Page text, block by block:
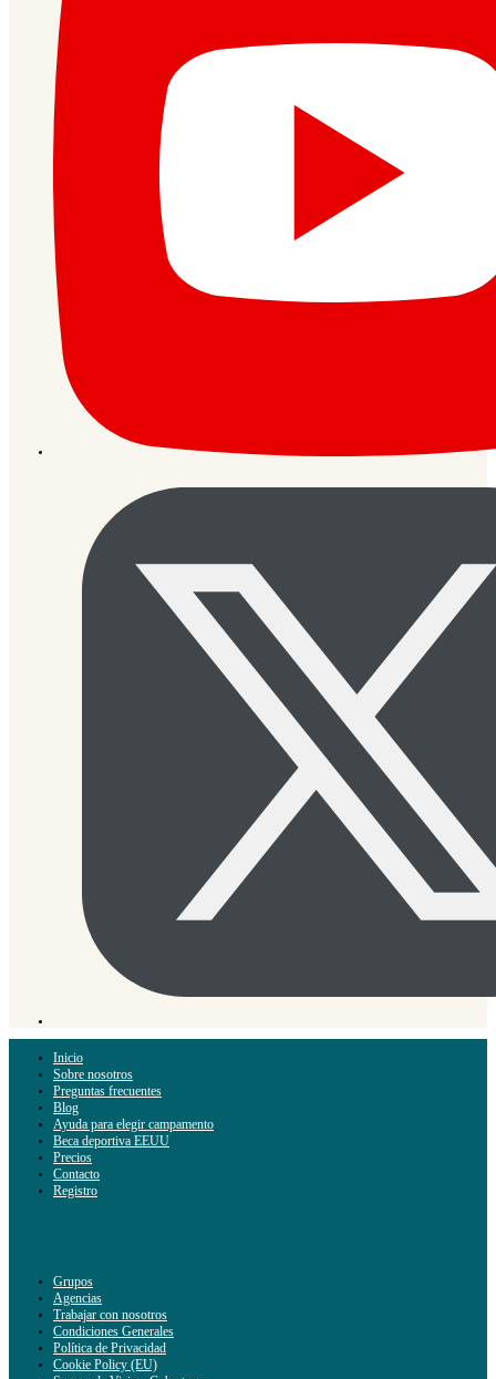
Inicio
Sobre nosotros
Preguntas frecuentes
Blog
Ayuda para elegir campamento
Beca deportiva EEUU
Precios
Contacto
Registro
Grupos
Agencias
Trabajar con nosotros
Condiciones Generales
Política de Privacidad
Cookie Policy (EU)